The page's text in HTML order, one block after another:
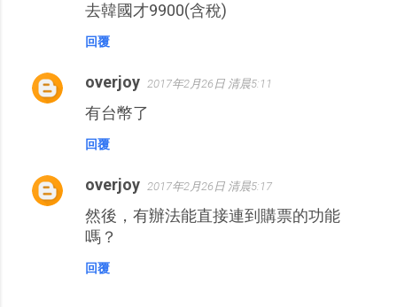
去韓國才9900(含稅)
回覆
overjoy 2017年2月26日 清晨5:11
有台幣了
回覆
overjoy 2017年2月26日 清晨5:17
然後，有辦法能直接連到購票的功能
嗎？
回覆